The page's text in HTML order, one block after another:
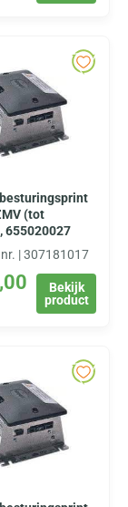
(tot
655020027
| 307181017
Bekijk
product